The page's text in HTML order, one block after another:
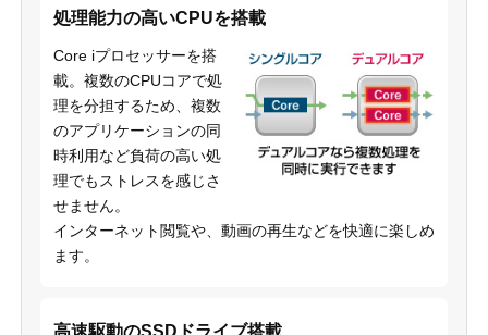
処理能力の高いCPUを搭載
Core iプロセッサーを搭
載。複数のCPUコアで処
理を分担するため、複数
のアプリケーションの同
時利用など負荷の高い処
理でもストレスを感じさ
せません。
インターネット閲覧や、動画の再生などを快適に楽しめ
ます。